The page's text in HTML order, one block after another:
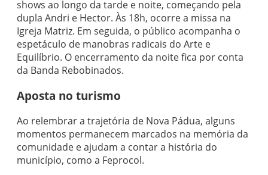
shows ao longo da tarde e noite, começando pela
dupla Andri e Hector. Às 18h, ocorre a missa na
Igreja Matriz. Em seguida, o público acompanha o
espetáculo de manobras radicais do Arte e
Equilíbrio. O encerramento da noite fica por conta
da Banda Rebobinados.
Aposta no turismo
Ao relembrar a trajetória de Nova Pádua, alguns
momentos permanecem marcados na memória da
comunidade e ajudam a contar a história do
município, como a Feprocol.